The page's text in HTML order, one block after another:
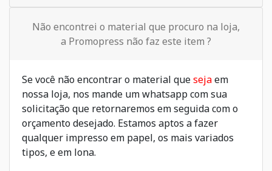
Não encontrei o material que procuro na loja,
a Promopress não faz este item ?
Se você não encontrar o material quesejaem
nossa loja, nos mande um whatsapp com sua
solicitação que retornaremos em seguida com o
orçamento desejado. Estamos aptos a fazer
qualquer impresso em papel, os mais variados
tipos, e em lona.